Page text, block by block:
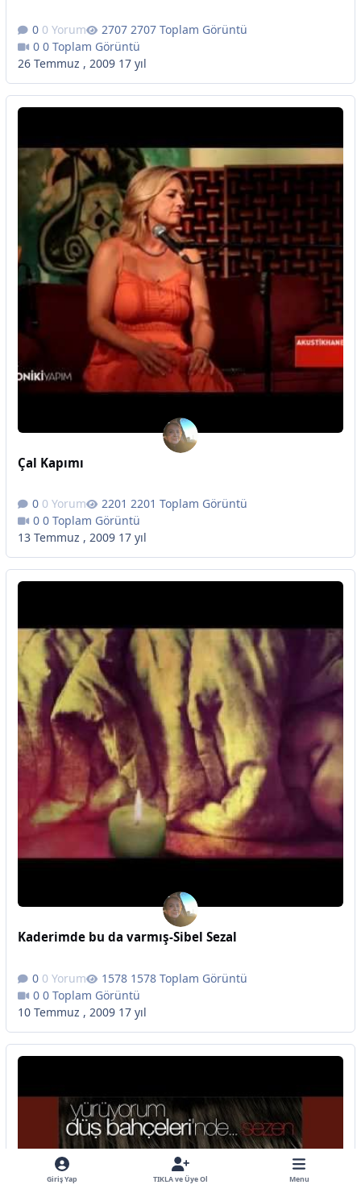
0 Yorum
2707 Toplam Görüntü
0 Toplam Görüntü
26 Temmuz , 2009 17 yıl
Çal Kapımı
0 Yorum
2201 Toplam Görüntü
0 Toplam Görüntü
13 Temmuz , 2009 17 yıl
Kaderimde bu da varmış-Sibel Sezal
0 Yorum
1578 Toplam Görüntü
0 Toplam Görüntü
10 Temmuz , 2009 17 yıl
Giriş Yap TIKLA ve Üye Ol Menu